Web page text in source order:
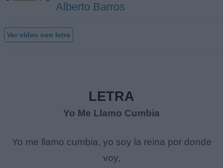
Alberto Barros
Ver vídeo con letra
LETRA
Yo Me Llamo Cumbia
Yo me llamo cumbia, yo soy la reina por donde
voy,